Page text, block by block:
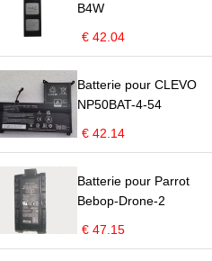
B4W
€ 42.04
Batterie pour CLEVO
NP50BAT-4-54
€ 42.14
Batterie pour Parrot
Bebop-Drone-2
€ 47.15